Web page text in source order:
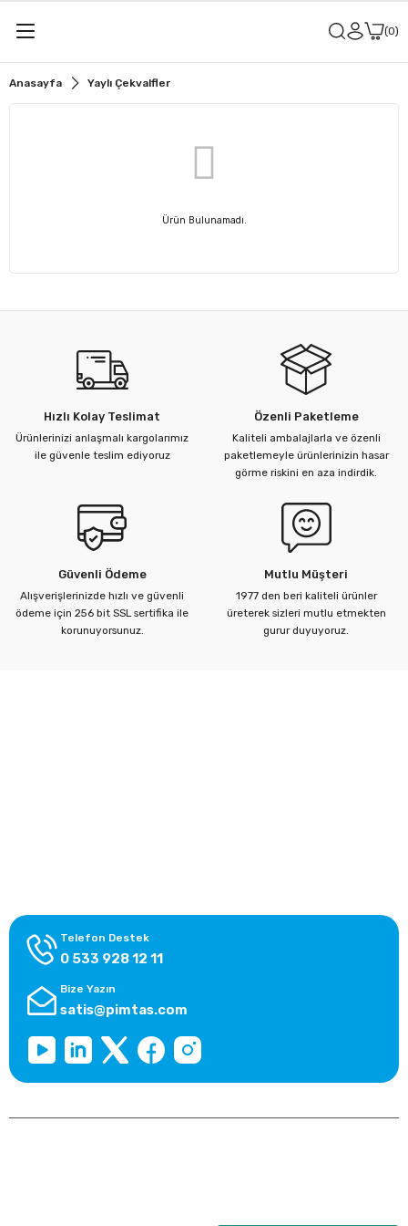
0
Anasayfa Yaylı Çekvalfler
Ürün Bulunamadı.
Hızlı Kolay Teslimat
Ürünlerinizi anlaşmalı kargolarımız
ile güvenle teslim ediyoruz
Özenli Paketleme
Kaliteli ambalajlarla ve özenli
paketlemeyle ürünlerinizin hasar
görme riskini en aza indirdik.
Güvenli Ödeme
Alışverişlerinizde hızlı ve güvenli
ödeme için 256 bit SSL sertifika ile
korunuyorsunuz.
Mutlu Müşteri
1977 den beri kaliteli ürünler
üreterek sizleri mutlu etmekten
gurur duyuyoruz.
Telefon Destek
0 533 928 12 11
Bize Yazın
satis@pimtas.com